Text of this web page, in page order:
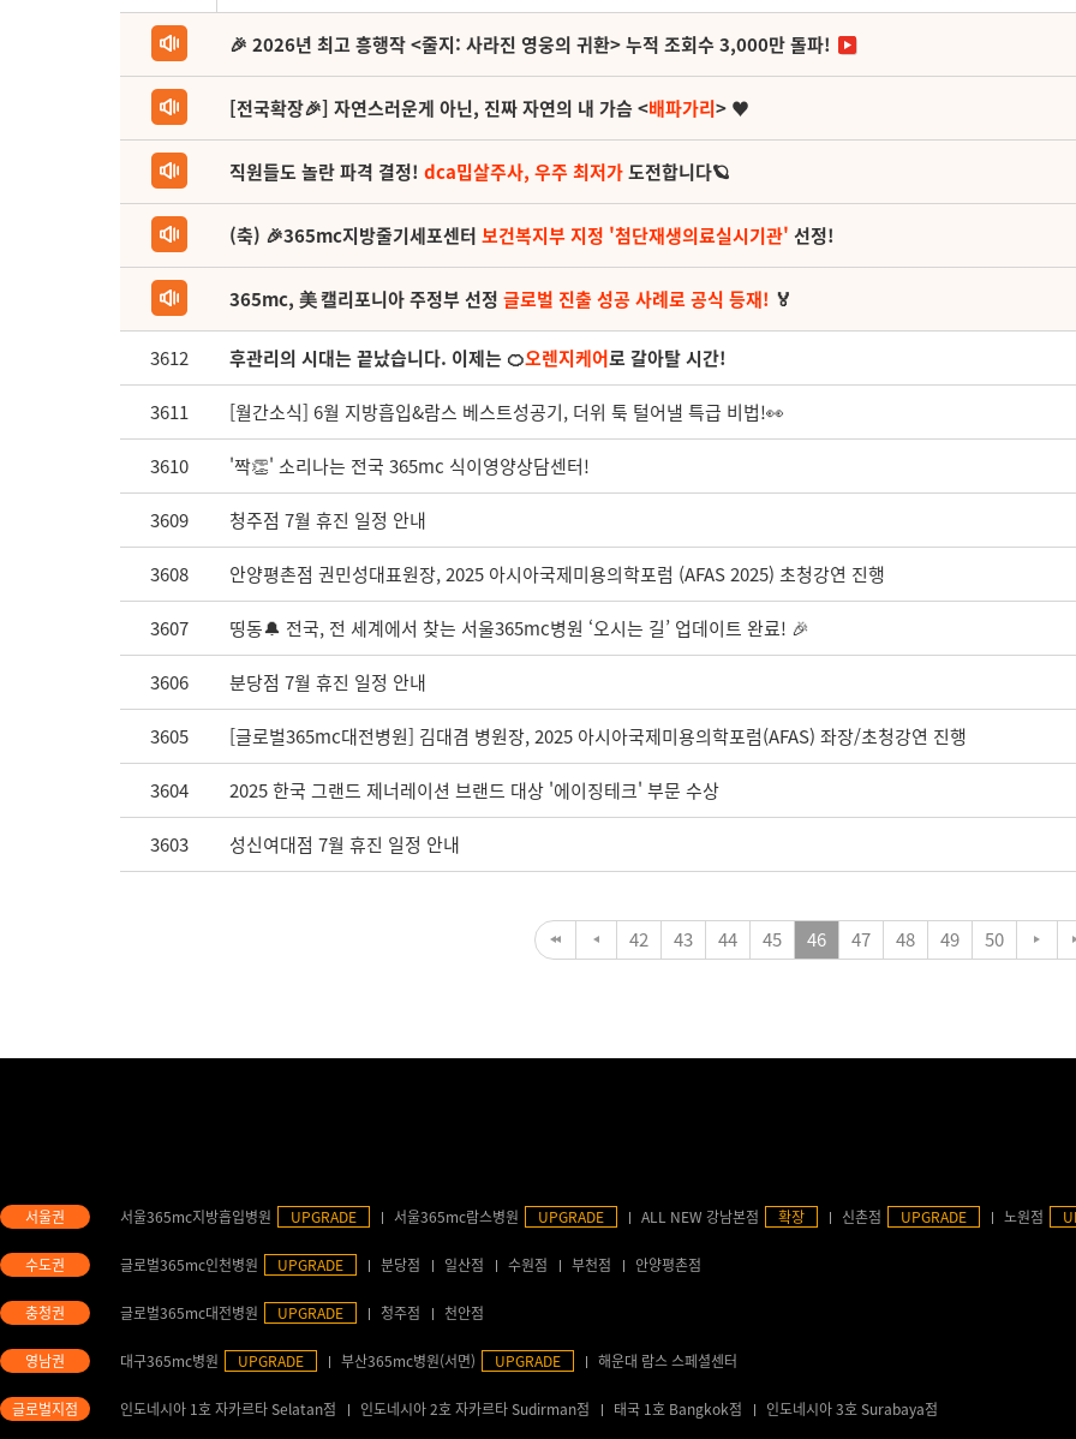
🎉 2026년 최고 흥행작 <줄지: 사라진 영웅의 귀환> 누적 조회수 3,000만 돌파!
[전국확장🎉] 자연스러운게 아닌, 진짜 자연의 내 가슴 <배파가리> ♥
직원들도 놀란 파격 결정! dca밉살주사, 우주 최저가도전합니다🪐
(축) 🎉365mc지방줄기세포센터 보건복지부 지정 '첨단재생의료실시기관' 선정!
365mc, 美 캘리포니아 주정부 선정 글로벌 진출 성공 사례로 공식 등재! 🏅
3612 후관리의 시대는 끝났습니다. 이제는 🍊오렌지케어로 갈아탈 시간!
3611 [월간소식] 6월 지방흡입&람스 베스트성공기, 더위 툭 털어낼 특급 비법!👀
3610 '짝👏' 소리나는 전국 365mc 식이영양상담센터!
3609 청주점 7월 휴진 일정 안내
3608 안양평촌점 권민성대표원장, 2025 아시아국제미용의학포럼 (AFAS 2025) 초청강연 진행
3607 띵동🔔 전국, 전 세계에서 찾는 서울365mc병원 ‘오시는 길’ 업데이트 완료! 🎉
3606 분당점 7월 휴진 일정 안내
3605 [글로벌365mc대전병원] 김대겸 병원장, 2025 아시아국제미용의학포럼(AFAS) 좌장/초청강연 진행
3604 2025 한국 그랜드 제너레이션 브랜드 대상 '에이징테크' 부문 수상
3603 성신여대점 7월 휴진 일정 안내
42 43 44 45 46 47 48 49 50
서울365mc지방흡입병원 UPGRADE 서울365mc람스병원 UPGRADE ALL NEW 강남본점 확장 신촌점 UPGRADE 노원점
글로벌365mc인천병원 UPGRADE 분당점 일산점 수원점 부천점 안양평촌점
글로벌365mc대전병원 UPGRADE 청주점 천안점
대구365mc병원 UPGRADE 부산365mc병원(서면) UPGRADE 해운대 람스 스페셜센터
인도네시아 1호 자카르타 Selatan점 인도네시아 2호 자카르타 Sudirman점 태국 1호 Bangkok점 인도네시아 3호 Surabaya점